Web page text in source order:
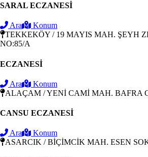
SARAL ECZANESİ
Ara
Konum
TEKKEKÖY / 19 MAYIS MAH. ŞEYH
NO:85/A
ECZANESİ
Ara
Konum
ALAÇAM / YENİ CAMİ MAH. BAFRA
CANSU ECZANESİ
Ara
Konum
ASARCIK / BİÇİMCİK MAH. ESEN